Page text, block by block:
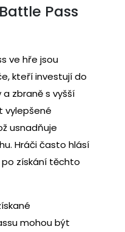
Pass
ve hře jsou
kteří investují do
zbraně s vyšší
vylepšené
usnadňuje
Hráči často hlásí
získání těchto
mohou být